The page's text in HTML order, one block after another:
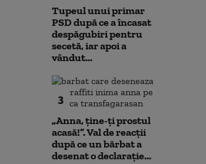
Tupeul unui primar
PSD după ce a încasat
despăgubiri pentru
secetă, iar apoi a
vândut...
3
„Anna, ţine-ţi prostul
acasă!”. Val de reacții
după ce un bărbat a
desenat o declarație...